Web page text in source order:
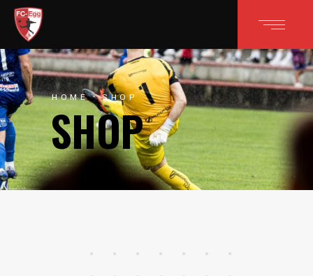
HOME SHOP
SHOP